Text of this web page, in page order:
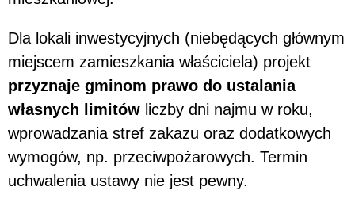
Dla lokali inwestycyjnych (niebędących głównym
miejscem zamieszkania właściciela) projekt
przyznaje gminom prawo do ustalania
własnych limitów liczby dni najmu w roku,
wprowadzania stref zakazu oraz dodatkowych
wymogów, np. przeciwpożarowych. Termin
uchwalenia ustawy nie jest pewny.